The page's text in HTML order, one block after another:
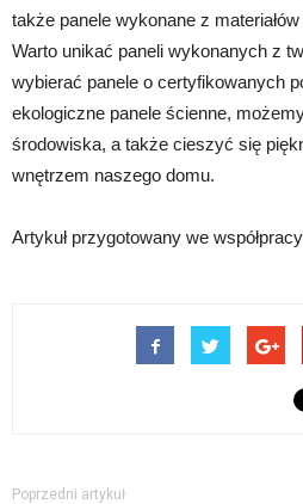
także panele wykonane z
Warto unikać paneli wykonanych z
wybierać panele o certyfikowanych
ekologiczne panele ścienne,
środowiska, a także cieszyć się
wnętrzem naszego domu.
Artykuł przygotowany we
Poprzedni artykuł